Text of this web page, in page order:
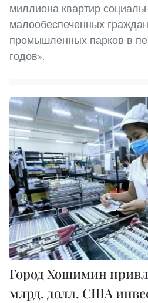
миллиона квартир
малообеспеченных
промышленных парков в
годов».
Город Хошимин
млрд. долл. США